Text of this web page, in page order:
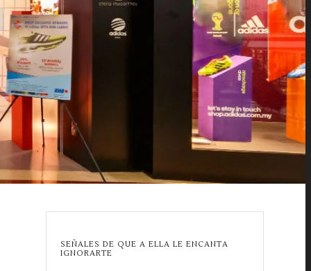
SEÑALES DE QUE A ELLA LE ENCANTA
IGNORARTE